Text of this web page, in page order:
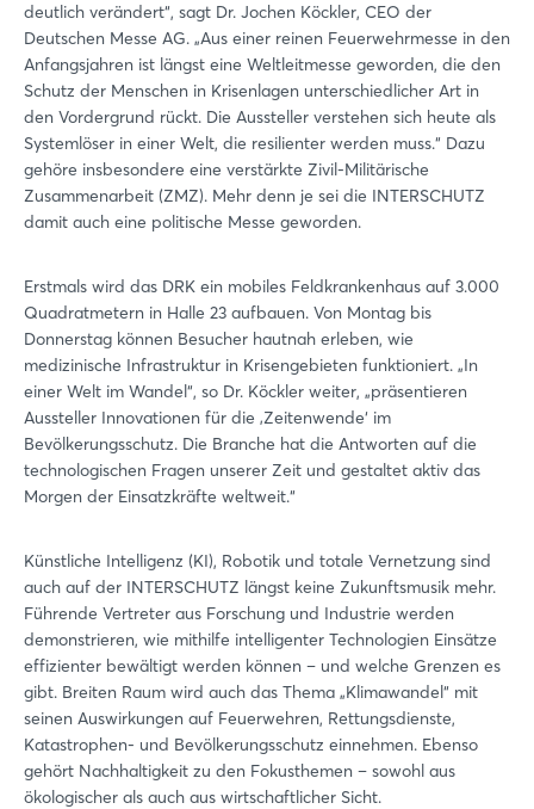
deutlich verändert“, sagt Dr. Jochen Köckler, CEO der
Deutschen Messe AG. „Aus einer reinen Feuerwehrmesse in den
Anfangsjahren ist längst eine Weltleitmesse geworden, die den
Schutz der Menschen in Krisenlagen unterschiedlicher Art in
den Vordergrund rückt. Die Aussteller verstehen sich heute als
Systemlöser in einer Welt, die resilienter werden muss.“ Dazu
gehöre insbesondere eine verstärkte Zivil-Militärische
Zusammenarbeit (ZMZ). Mehr denn je sei die INTERSCHUTZ
damit auch eine politische Messe geworden.
Erstmals wird das DRK ein mobiles Feldkrankenhaus auf 3.000
Quadratmetern in Halle 23 aufbauen. Von Montag bis
Donnerstag können Besucher hautnah erleben, wie
medizinische Infrastruktur in Krisengebieten funktioniert. „In
einer Welt im Wandel“, so Dr. Köckler weiter, „präsentieren
Aussteller Innovationen für die ‚Zeitenwende‘ im
Bevölkerungsschutz. Die Branche hat die Antworten auf die
technologischen Fragen unserer Zeit und gestaltet aktiv das
Morgen der Einsatzkräfte weltweit.“
Künstliche Intelligenz (KI), Robotik und totale Vernetzung sind
auch auf der INTERSCHUTZ längst keine Zukunftsmusik mehr.
Führende Vertreter aus Forschung und Industrie werden
demonstrieren, wie mithilfe intelligenter Technologien Einsätze
effizienter bewältigt werden können – und welche Grenzen es
gibt. Breiten Raum wird auch das Thema „Klimawandel“ mit
seinen Auswirkungen auf Feuerwehren, Rettungsdienste,
Katastrophen- und Bevölkerungsschutz einnehmen. Ebenso
gehört Nachhaltigkeit zu den Fokusthemen – sowohl aus
ökologischer als auch aus wirtschaftlicher Sicht.